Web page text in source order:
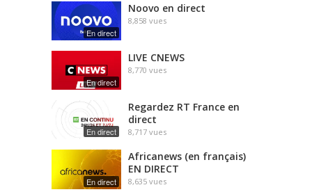
En direct
Noovo en direct
8,858 vues
En direct
LIVE CNEWS
8,770 vues
En direct
Regardez RT France en
direct
8,717 vues
En direct
Africanews (en français)
EN DIRECT
8,635 vues